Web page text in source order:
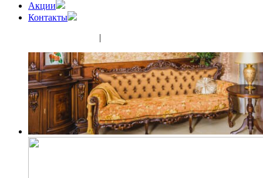
Акции
Контакты
|